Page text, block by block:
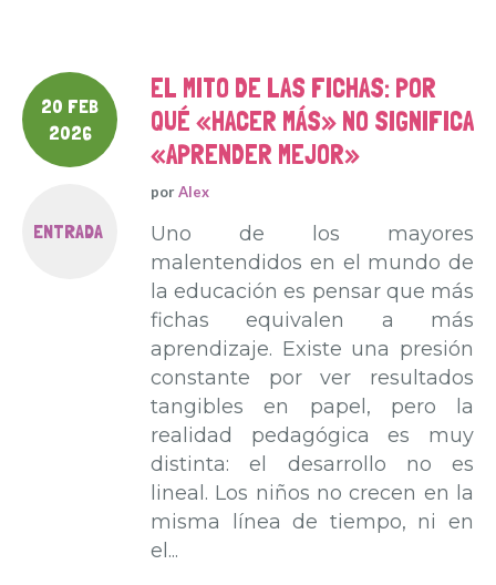
20 FEB
2026
ENTRADA
EL MITO DE LAS FICHAS: POR
QUÉ «HACER MÁS» NO SIGNIFICA
«APRENDER MEJOR»
porAlex
Uno de los mayores
malentendidos en el mundo de
la educación es pensar que más
fichas equivalen a más
aprendizaje. Existe una presión
constante por ver resultados
tangibles en papel, pero la
realidad pedagógica es muy
distinta: el desarrollo no es
lineal. Los niños no crecen en la
misma línea de tiempo, ni en
el...